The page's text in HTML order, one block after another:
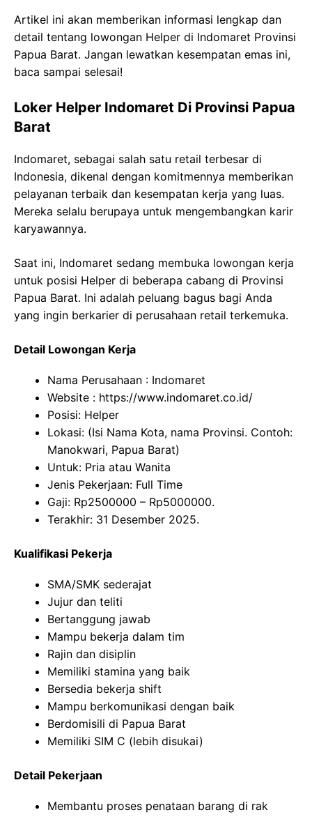
Artikel ini akan memberikan informasi lengkap dan
detail tentang lowongan Helper di Indomaret Provinsi
Papua Barat. Jangan lewatkan kesempatan emas ini,
baca sampai selesai!
Loker Helper Indomaret Di Provinsi Papua
Barat
Indomaret, sebagai salah satu retail terbesar di
Indonesia, dikenal dengan komitmennya memberikan
pelayanan terbaik dan kesempatan kerja yang luas.
Mereka selalu berupaya untuk mengembangkan karir
karyawannya.
Saat ini, Indomaret sedang membuka lowongan kerja
untuk posisi Helper di beberapa cabang di Provinsi
Papua Barat. Ini adalah peluang bagus bagi Anda
yang ingin berkarier di perusahaan retail terkemuka.
Detail Lowongan Kerja
Nama Perusahaan : Indomaret
Website : https://www.indomaret.co.id/
Posisi: Helper
Lokasi: (Isi Nama Kota, nama Provinsi. Contoh:
Manokwari, Papua Barat)
Untuk: Pria atau Wanita
Jenis Pekerjaan: Full Time
Gaji: Rp2500000 – Rp5000000.
Terakhir: 31 Desember 2025.
Kualifikasi Pekerja
SMA/SMK sederajat
Jujur dan teliti
Bertanggung jawab
Mampu bekerja dalam tim
Rajin dan disiplin
Memiliki stamina yang baik
Bersedia bekerja shift
Mampu berkomunikasi dengan baik
Berdomisili di Papua Barat
Memiliki SIM C (lebih disukai)
Detail Pekerjaan
Membantu proses penataan barang di rak